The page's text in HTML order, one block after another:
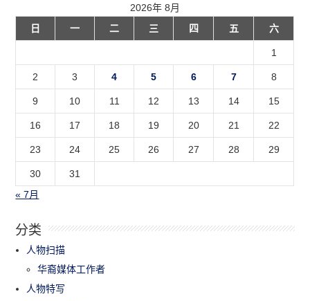
2026年 8月
日
一 二 三 四 五 六
1
2 3 4 5 6 7 8
9 10 11 12 13 14 15
16 17 18 19 20 21 22
23 24 25 26 27 28 29
30
31
« 7月
分类
人物扫描
华裔媒体工作者
人物特写